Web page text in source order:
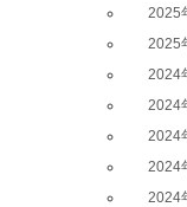
2025
2025
2024
2024
2024
2024
2024